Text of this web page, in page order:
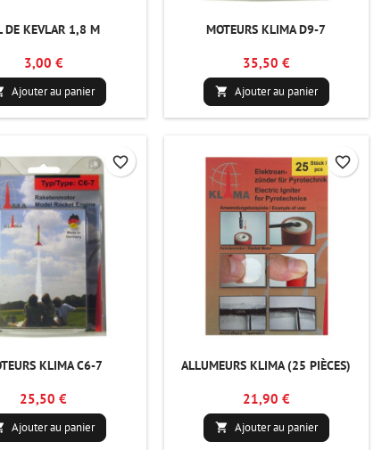
DE KEVLAR 1,8 M
3,00 €
Ajouter au panier
MOTEURS KLIMA D9-7
35,50 €
 Ajouter au panier
KLIMA C6-7
25,50 €
Ajouter au panier
favorite_border
ALLUMEURS KLIMA (25 PIÈCES)
21,90 €
 Ajouter au panier
favorite_border